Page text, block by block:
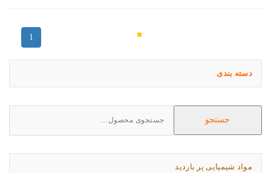
1
دسته بندی
جستجو
مواد شیمیایی پر باردید